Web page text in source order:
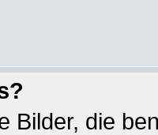
Bilder, die